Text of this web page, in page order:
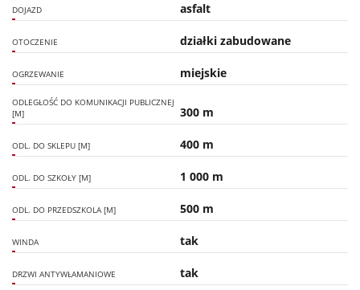
DOJAZD asfalt
OTOCZENIE działki zabudowane
OGRZEWANIE miejskie
ODLEGŁOŚĆ DO KOMUNIKACJI PUBLICZNEJ
[M]
300 m
ODL. DO SKLEPU [M] 400 m
ODL. DO SZKOŁY [M] 1 000 m
ODL. DO PRZEDSZKOLA [M] 500 m
WINDA tak
DRZWI ANTYWŁAMANIOWE tak